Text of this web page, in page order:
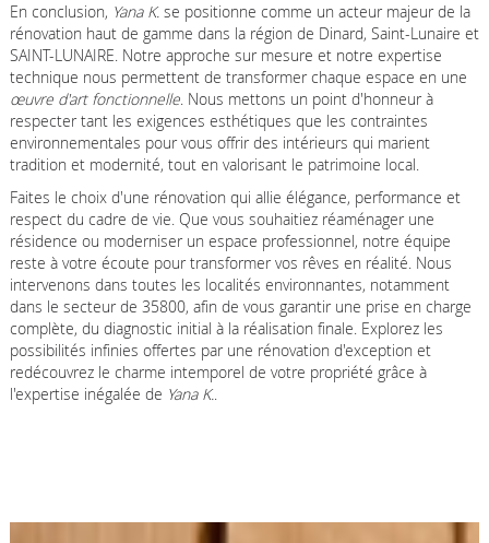
En conclusion, Yana K.se positionne comme un acteur majeur de la
rénovation haut de gamme dans la région de Dinard, Saint-Lunaire et
SAINT-LUNAIRE. Notre approche sur mesure et notre expertise
technique nous permettent de transformer chaque espace en une
œuvre d'art fonctionnelle. Nous mettons un point d'honneur à
respecter tant les exigences esthétiques que les contraintes
environnementales pour vous offrir des intérieurs qui marient
tradition et modernité, tout en valorisant le patrimoine local.
Faites le choix d'une rénovation qui allie élégance, performance et
respect du cadre de vie. Que vous souhaitiez réaménager une
résidence ou moderniser un espace professionnel, notre équipe
reste à votre écoute pour transformer vos rêves en réalité. Nous
intervenons dans toutes les localités environnantes, notamment
dans le secteur de 35800, afin de vous garantir une prise en charge
complète, du diagnostic initial à la réalisation finale. Explorez les
possibilités infinies offertes par une rénovation d'exception et
redécouvrez le charme intemporel de votre propriété grâce à
l'expertise inégalée de Yana K..